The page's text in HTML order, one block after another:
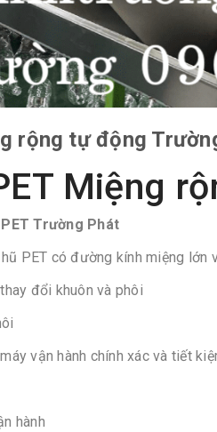
rộng tự động
Miệng
Trường Phát
PET có đường kính miệng lớn
đổi khuôn và phôi
vận hành chính xác và tiết
hành